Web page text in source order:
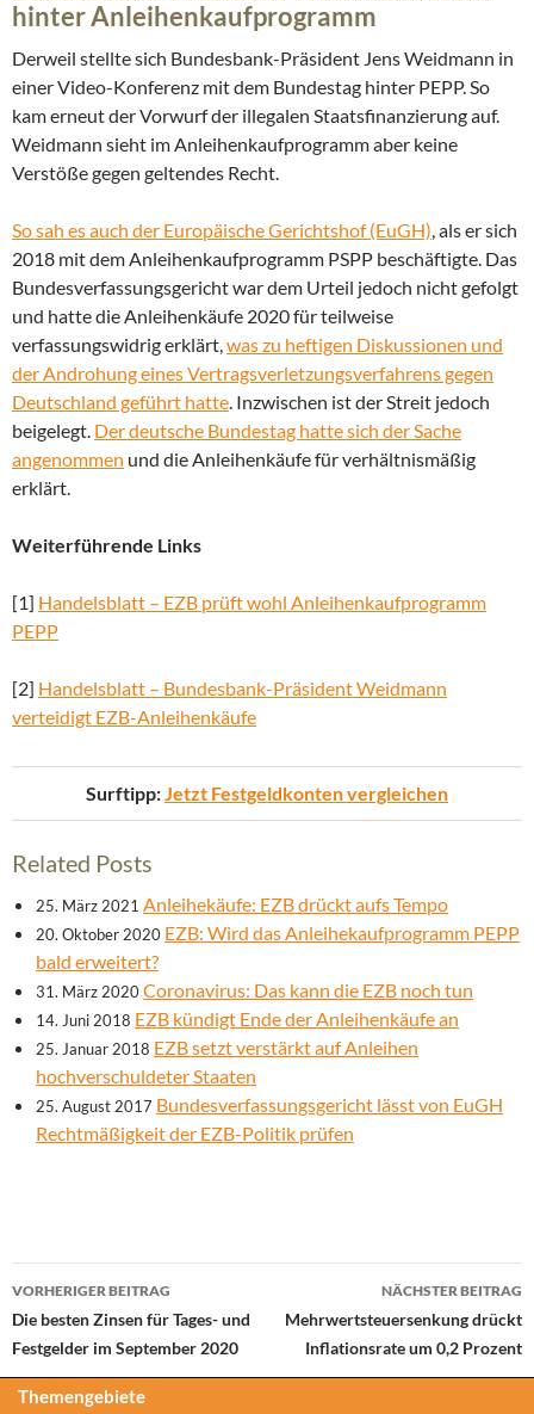
hinter Anleihenkaufprogramm
Derweil stellte sich Bundesbank-Präsident Jens Weidmann in
einer Video-Konferenz mit dem Bundestag hinter PEPP. So
kam erneut der Vorwurf der illegalen Staatsfinanzierung auf.
Weidmann sieht im Anleihenkaufprogramm aber keine
Verstöße gegen geltendes Recht.
So sah es auch der Europäische Gerichtshof (EuGH), als er sich
2018 mit dem Anleihenkaufprogramm PSPP beschäftigte. Das
Bundesverfassungsgericht war dem Urteil jedoch nicht gefolgt
und hatte die Anleihenkäufe 2020 für teilweise
verfassungswidrig erklärt,was zu heftigen Diskussionen und
der Androhung eines Vertragsverletzungsverfahrens gegen
Deutschland geführt hatte. Inzwischen ist der Streit jedoch
beigelegt. Der deutsche Bundestag hatte sich der Sache
angenommen und die Anleihenkäufe für verhältnismäßig
erklärt.
Weiterführende Links
[1] Handelsblatt – EZB prüft wohl Anleihenkaufprogramm
PEPP
[2] Handelsblatt – Bundesbank-Präsident Weidmann
verteidigt EZB-Anleihenkäufe
Surftipp:Jetzt Festgeldkonten vergleichen
Related Posts
25. März 2021 Anleihekäufe: EZB drückt aufs Tempo
20. Oktober 2020 EZB: Wird das Anleihekaufprogramm PEPP
bald erweitert?
31. März 2020Coronavirus: Das kann die EZB noch tun
14. Juni 2018 EZB kündigt Ende der Anleihenkäufe an
25. Januar 2018 EZB setzt verstärkt auf Anleihen
hochverschuldeter Staaten
25. August 2017 Bundesverfassungsgericht lässt von EuGH
Rechtmäßigkeit der EZB-Politik prüfen
Beitrags-
Navigation
VORHERIGER BEITRAG
Die besten Zinsen für Tages- und
Festgelder im September 2020
NÄCHSTER BEITRAG
Mehrwertsteuersenkung drückt
Inflationsrate um 0,2 Prozent
Themengebiete